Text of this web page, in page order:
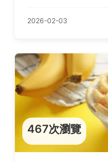
2026-02-03
467次瀏覽